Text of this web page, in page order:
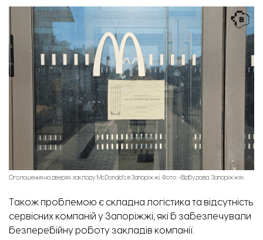
Оголошення на дверях закладу McDonald’s в Запоріжжі. Фото: «Відбудова. Запоріжжя».
Також проблемою є складна логістика та відсутність
сервісних компаній у Запоріжжі, які б забезпечували
безперебійну роботу закладів компанії.